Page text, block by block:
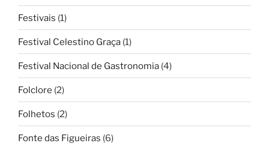
Festivais (1)
Festival Celestino Graça (1)
Festival Nacional de Gastronomia (4)
Folclore (2)
Folhetos (2)
Fonte das Figueiras (6)